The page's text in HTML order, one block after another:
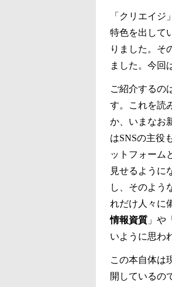
「クリエイ
特色を出して
りました。そ
ました。今回
ご紹介するの
す。これを読
か、いまなお
はSNSの主役
ットフォーム
見せるように
し、そのよう
れだけ人々に
情報資質」や
いように思わ
この本自体は
開しているの